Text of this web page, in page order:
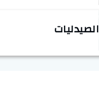
الصيدليات